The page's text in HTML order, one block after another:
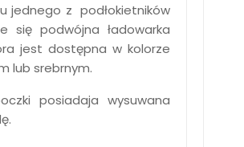
jednego z podłokietników
się podwójna ładowarka
jest dostępna w kolorze
lub srebrnym.
posiadaja wysuwana